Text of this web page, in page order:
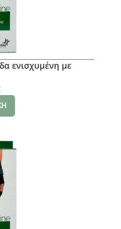
ενισχυμένη με